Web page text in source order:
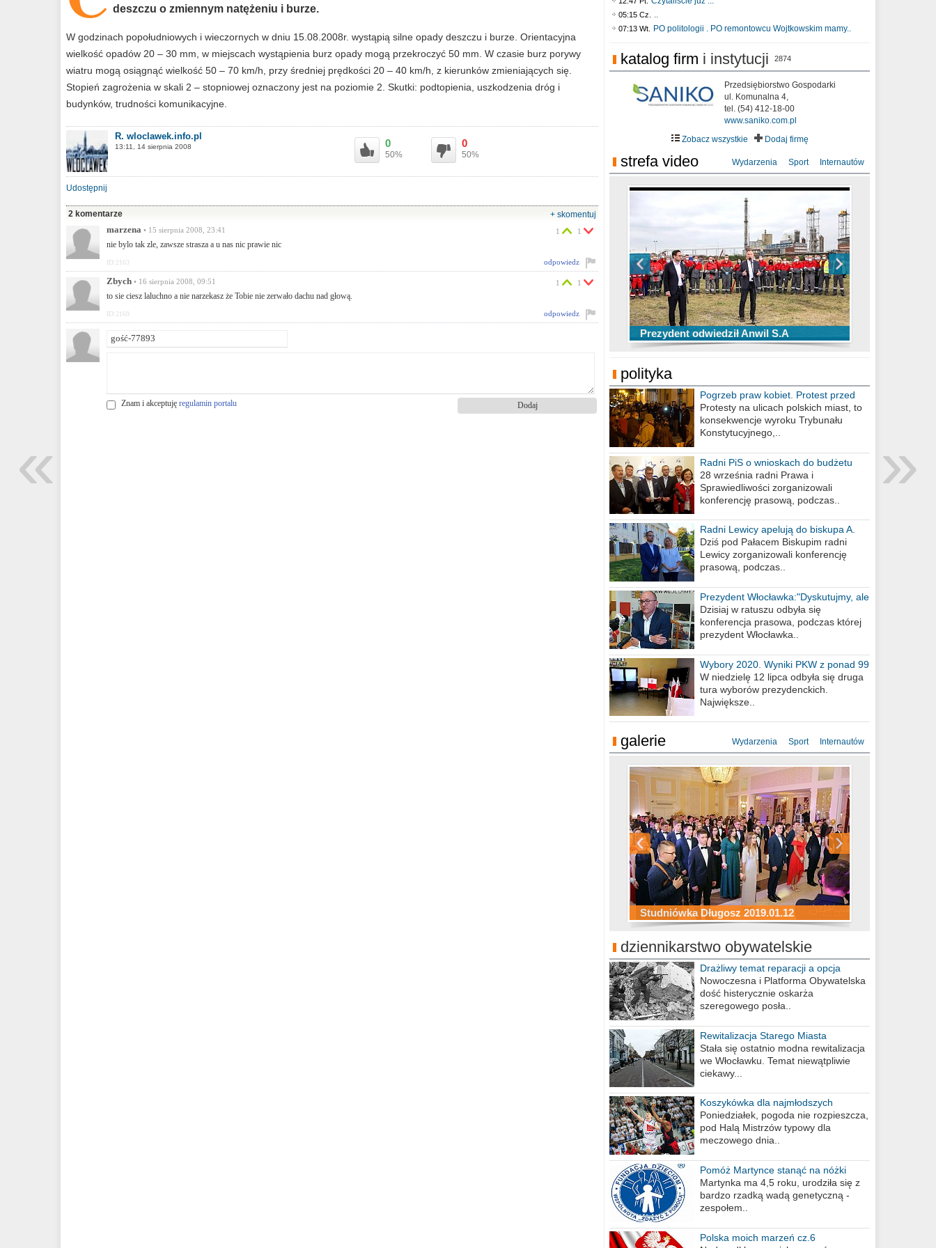
deszczu o zmiennym natężeniu i burze.
W godzinach popołudniowych i wieczornych w dniu 15.08.2008r. wystąpią silne opady deszczu i burze. Orientacyjna
wielkość opadów 20 – 30 mm, w miejscach wystąpienia burz opady mogą przekroczyć 50 mm. W czasie burz porywy
wiatru mogą osiągnąć wielkość 50 – 70 km/h, przy średniej prędkości 20 – 40 km/h, z kierunków zmieniających się.
Stopień zagrożenia w skali 2 – stopniowej oznaczony jest na poziomie 2. Skutki: podtopienia, uszkodzenia dróg i
budynków, trudności komunikacyjne.
R. wloclawek.info.pl
13:11, 14 sierpnia 2008 0
50%
0
50%
Udostępnij
2 komentarze
+ skomentuj
marzena • 15 sierpnia 2008, 23:41
nie bylo tak zle, zawsze strasza a u nas nic prawie nic
1 1
odpowiedz
ID:2163
Zbych • 16 sierpnia 2008, 09:51
to sie ciesz laluchno a nie narzekasz że Tobie nie zerwało dachu nad głową.
1 1
odpowiedz
ID:2169
Znam i akceptuję regulamin portalu
05:15 Cz. ..
07:13 Wt. PO politologii . PO remontowcu Wojtkowskim mamy..
katalog firm i instytucji 2874
Przedsiębiorstwo Gospodarki
ul. Komunalna 4,
tel. (54) 412-18-00
www.saniko.com.pl
Zobacz wszystkie
Dodaj firmę
strefa video Wydarzenia Sport Internautów
Prezydent odwiedził Anwil S.A
TOP 10 przechwytów Anwilu Włocławek
w EBL w sezonie 2019/2020
TOP 5 rzutów Anwilu Włocławek w BCL
w sezonie 2019/2020
Ni To Ponk - W oczach mamy strach
sixf33t .Last Year DRONE FOOTAGE
Włocławek
XXIII Sesja Rady Miasta Włocławek VIII
kadencji w dniu 09.06.2020 r.
polityka
Pogrzeb praw kobiet. Protest przed
biurem poselskim PiS
Protesty na ulicach polskich miast, to
konsekwencje wyroku Trybunału
Konstytucyjnego,..
Radni PiS o wnioskach do budżetu
miasta na 2021 rok
28 września radni Prawa i
Sprawiedliwości zorganizowali
konferencję prasową, podczas..
Radni Lewicy apelują do biskupa A.
Wiesława Meringa
Dziś pod Pałacem Biskupim radni
Lewicy zorganizowali konferencję
prasową, podczas..
Prezydent Włocławka:"Dyskutujmy, ale
nie obrażajmy się”
Dzisiaj w ratuszu odbyła się
konferencja prasowa, podczas której
prezydent Włocławka..
Wybory 2020. Wyniki PKW z ponad 99
procent obwodów
W niedzielę 12 lipca odbyła się druga
tura wyborów prezydenckich.
Największe..
galerie Wydarzenia Sport Internautów
Studniówka Długosz 2019.01.12
ZS Budowlanych 2019.01.12
Studniówka LZK 2019.01.11
Studniówka Kopernik 2019.01.11
Studniówka LMK 2019.01.05
Studniówka ZS Ekonomicznych
2019.01.05
dziennikarstwo obywatelskie
Drażliwy temat reparacji a opcja
berlińska
Nowoczesna i Platforma Obywatelska
dość histerycznie oskarża
szeregowego posła..
Rewitalizacja Starego Miasta
Stała się ostatnio modna rewitalizacja
we Włocławku. Temat niewątpliwie
ciekawy...
Koszykówka dla najmłodszych
Poniedziałek, pogoda nie rozpieszcza,
pod Halą Mistrzów typowy dla
meczowego dnia..
Pomóż Martynce stanąć na nóżki
Martynka ma 4,5 roku, urodziła się z
bardzo rzadką wadą genetyczną -
zespołem..
Polska moich marzeń cz.6
»
«